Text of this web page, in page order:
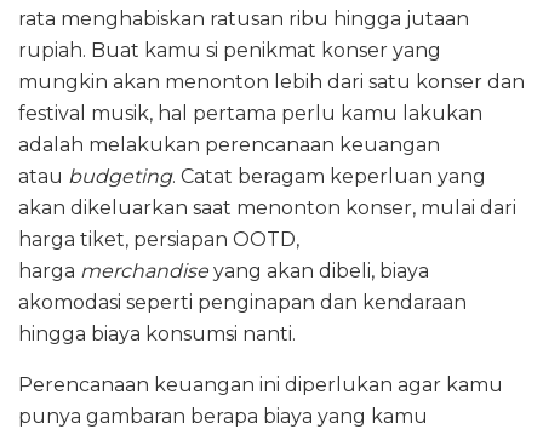
rata menghabiskan ratusan ribu hingga jutaan
rupiah. Buat kamu si penikmat konser yang
mungkin akan menonton lebih dari satu konser dan
festival musik, hal pertama perlu kamu lakukan
adalah melakukan perencanaan keuangan
atau budgeting. Catat beragam keperluan yang
akan dikeluarkan saat menonton konser, mulai dari
harga tiket, persiapan OOTD,
harga merchandise yang akan dibeli, biaya
akomodasi seperti penginapan dan kendaraan
hingga biaya konsumsi nanti.
Perencanaan keuangan ini diperlukan agar kamu
punya gambaran berapa biaya yang kamu